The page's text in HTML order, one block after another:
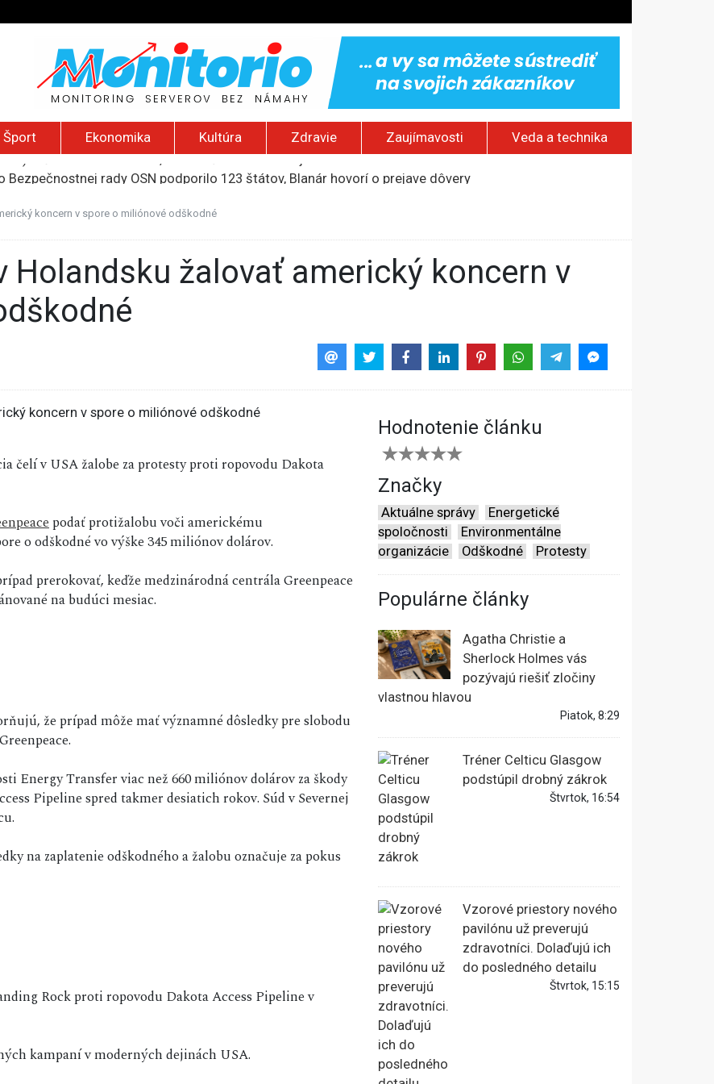
Šport Ekonomika Kultúra Zdravie Zaujímavosti Veda a technika
Bezpečnostnej rady OSN podporilo 123 štátov, Blanár hovorí o prejave dôvery
stretne s obeťami sexuálneho zneužívania kňazmi
koncern v spore o miliónové odškodné
čelí v USA žalobe za protesty proti ropovodu Dakota
podať protižalobu voči americkému
o odškodné vo výške 345 miliónov dolárov.
prerokovať, keďže medzinárodná centrála Greenpeace
na budúci mesiac.
že prípad môže mať významné dôsledky pre slobodu
Energy Transfer viac než 660 miliónov dolárov za škody
Pipeline spred takmer desiatich rokov. Súd v Severnej
na zaplatenie odškodného a žalobu označuje za pokus
Rock proti ropovodu Dakota Access Pipeline v
kampaní v moderných dejinách USA.
Hodnotenie článku
Značky
Aktuálne správy
Energetické
spoločnosti
Environmentálne
organizácie
Odškodné Protesty
Populárne články
Agatha Christie a
Sherlock Holmes vás
pozývajú riešiť zločiny
vlastnou hlavou
Piatok, 8:29
Tréner Celticu Glasgow
podstúpil drobný zákrok
Štvrtok, 16:54
Vzorové priestory nového
pavilónu už preverujú
zdravotníci. Dolaďujú ich
do posledného detailu
Štvrtok, 15:15